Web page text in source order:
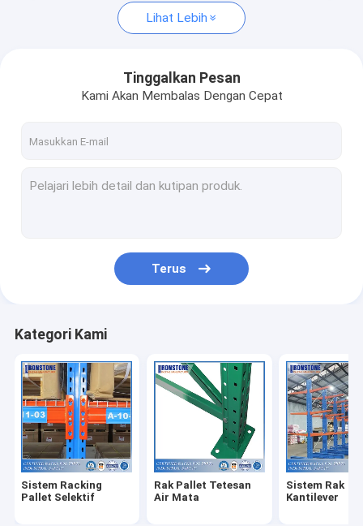
Rak Pallet Tetesan Air Mata
Memilih Rak
Platform Mezanin
Sistem Rak Dorong Kembali
Modul Pilihan Gudang
Produk Wire Mesh
Produk Keamanan Rak
Sistem Rak ASRS
Lihat Lebih
Tinggalkan Pesan
Kami Akan Membalas Dengan Cepat
Terus
Kategori Kami
Sistem Racking
Pallet Selektif
Rak Pallet Tetesan
Air Mata
Sistem Rak
Kantilever